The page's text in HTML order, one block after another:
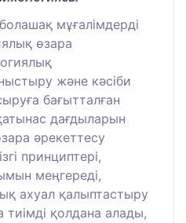
мұғалімдерді
өзара
және кәсіби
бағытталған
дағдыларын
әрекеттесу
принциптері,
меңгереді,
ахуал қалыптастыру
тиімді қолдана алады,